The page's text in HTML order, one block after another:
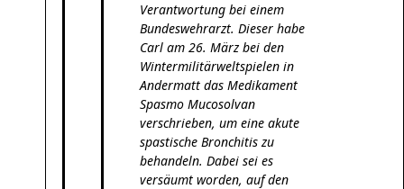
Verantwortung bei einem
Bundeswehrarzt. Dieser habe
Carl am 26. März bei den
Wintermilitärweltspielen in
Andermatt das Medikament
Spasmo Mucosolvan
verschrieben, um eine akute
spastische Bronchitis zu
behandeln. Dabei sei es
versäumt worden, auf den